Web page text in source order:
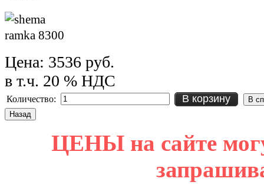
Цена: 3536 руб.
в т.ч. 20 % НДС
Количество: В корзину
ЦЕНЫ на сайте